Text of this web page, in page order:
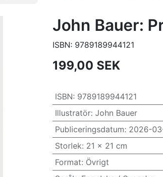
John Bauer:
ISBN: 9789189944121
199,00 SEK
ISBN: 9789189944121
Illustratör: John Bauer
Publiceringsdatum: 2026-
Storlek: 21 x 21 cm
Format: Övrigt